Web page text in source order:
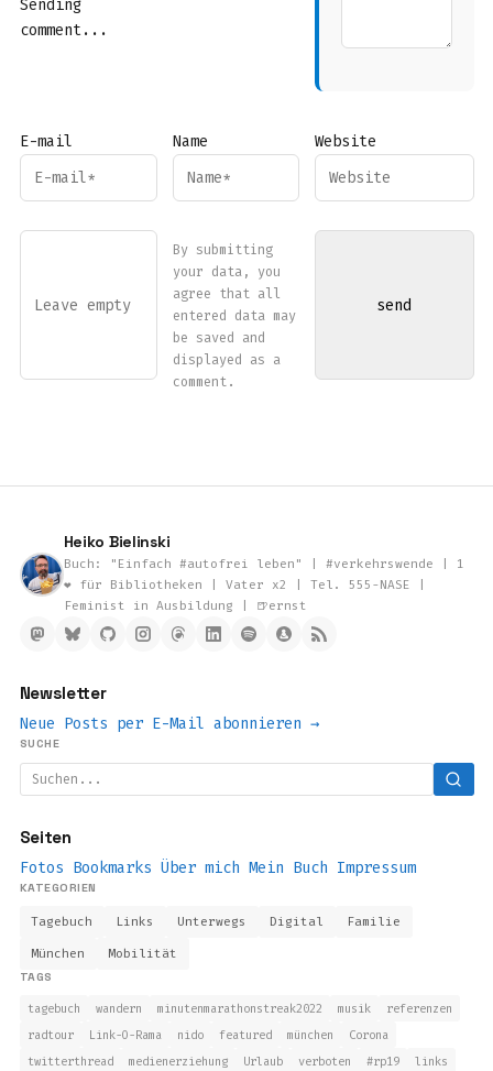
Sending
comment...
E-mail Name Website
By submitting
your data, you
agree that all
entered data may
be saved and
displayed as a
comment.
Heiko Bielinski
Buch: "Einfach #autofrei leben" | #verkehrswende | 1
❤️ für Bibliotheken | Vater x2 | Tel. 555-NASE |
Feminist in Ausbildung | 🍺ernst
Newsletter
Neue Posts per E-Mail abonnieren →
SUCHE
Seiten
Fotos Bookmarks Über mich Mein Buch Impressum
KATEGORIEN
Tagebuch Links Unterwegs Digital Familie
München
Mobilität
TAGS
tagebuch wandern minutenmarathonstreak2022 musik
referenzen
radtour
Link-O-Rama nido featured münchen
Corona
twitterthread
medienerziehung Urlaub verboten #rp19 links